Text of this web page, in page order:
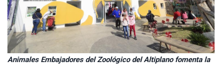
Animales Embajadores del Zoológico del Altiplano fomenta la